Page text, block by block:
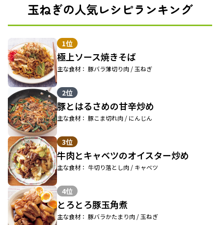
玉ねぎの人気レシピランキング
1位
極上ソース焼きそば
主な食材： 豚バラ薄切り肉 / 玉ねぎ
2位
豚とはるさめの甘辛炒め
主な食材： 豚こま切れ肉 / にんじん
3位
牛肉とキャベツのオイスター炒め
主な食材： 牛切り落とし肉 / キャベツ
4位
とろとろ豚玉角煮
主な食材： 豚バラかたまり肉 / 玉ねぎ